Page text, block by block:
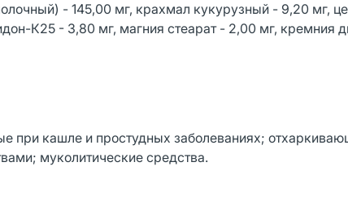
- 145,00 мг, крахмал кукурузный - 9,20 мг,
К25 - 3,80 мг, магния стеарат - 2,00 мг, кремния
при кашле и простудных заболеваниях;
муколитические средства.